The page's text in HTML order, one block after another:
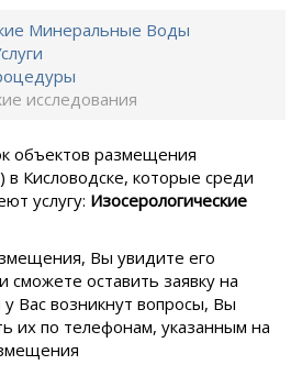
Минеральные Воды
исследования
объектов размещения
в Кисловодске, которые среди
услугу: Изосерологические
Вы увидите его
сможете оставить заявку на
Вас возникнут вопросы, Вы
их по телефонам, указанным на